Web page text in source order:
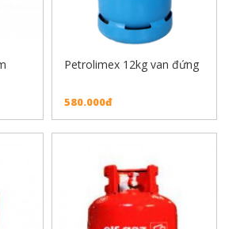
Petrolimex 12kg van đứng
580.000đ